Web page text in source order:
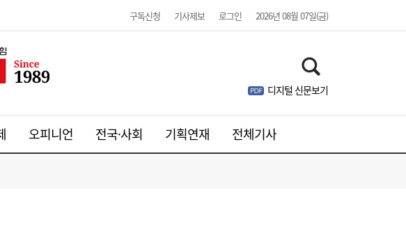
구독신청 기사제보 로그인 2026년 08월 07일(금)
디지털 신문보기
오피니언 전국·사회 기획연재 전체기사
17:13
유저에 굿즈 주면 사행성 조장?…“시대 맞춰